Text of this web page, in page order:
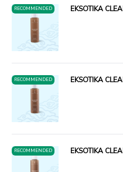
RECOMMENDED EKSOTIKA
RECOMMENDED EKSOTIKA
RECOMMENDED EKSOTIKA